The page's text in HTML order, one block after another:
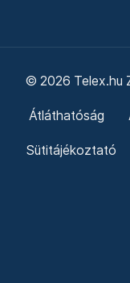
© 2026 Telex.hu
Átláthatóság
Sütitájékoztató